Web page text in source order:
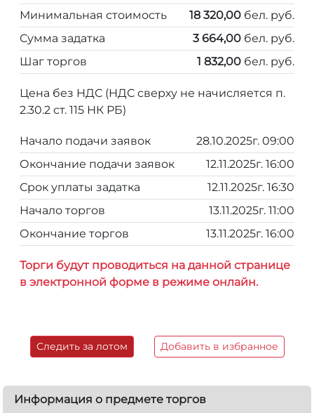
Минимальная стоимость
18 320,00 бел. руб.
Сумма задатка
3 664,00 бел. руб.
Шаг торгов
1 832,00 бел. руб.
Цена без НДС (НДС сверху не начисляется п.
2.30.2 ст. 115 НК РБ)
Начало подачи заявок
28.10.2025г. 09:00
Окончание подачи заявок
12.11.2025г. 16:00
Срок уплаты задатка
12.11.2025г. 16:30
Начало торгов
13.11.2025г. 11:00
Окончание торгов
13.11.2025г. 16:00
Торги будут проводиться на данной странице
в электронной форме в режиме онлайн.
Следить за лотом Добавить в избранное
Информация о предмете торгов